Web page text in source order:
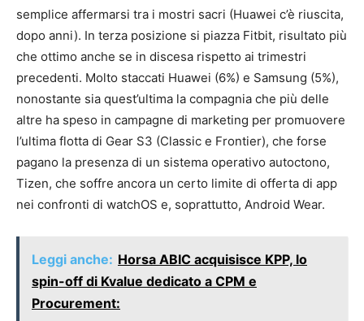
semplice affermarsi tra i mostri sacri (Huawei c’è riuscita,
dopo anni). In terza posizione si piazza Fitbit, risultato più
che ottimo anche se in discesa rispetto ai trimestri
precedenti. Molto staccati Huawei (6%) e Samsung (5%),
nonostante sia quest’ultima la compagnia che più delle
altre ha speso in campagne di marketing per promuovere
l’ultima flotta di Gear S3 (Classic e Frontier), che forse
pagano la presenza di un sistema operativo autoctono,
Tizen, che soffre ancora un certo limite di offerta di app
nei confronti di watchOS e, soprattutto, Android Wear.
Leggi anche: Horsa ABIC acquisisce KPP, lo
spin-off di Kvalue dedicato a CPM e
Procurement: